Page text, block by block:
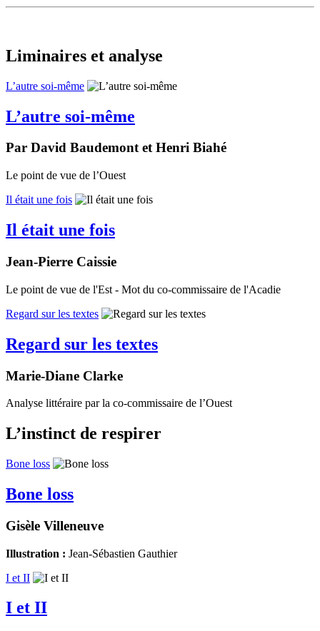
Liminaires et analyse
L’autre soi-même
L’autre soi-même
Par David Baudemont et Henri Biahé
Le point de vue de l’Ouest
Il était une fois
Il était une fois
Jean-Pierre Caissie
Le point de vue de l'Est - Mot du co-commissaire de l'Acadie
Regard sur les textes
Regard sur les textes
Marie-Diane Clarke
Analyse littéraire par la co-commissaire de l’Ouest
L’instinct de respirer
Bone loss
Bone loss
Gisèle Villeneuve
Illustration : Jean-Sébastien Gauthier
I et II
I et II